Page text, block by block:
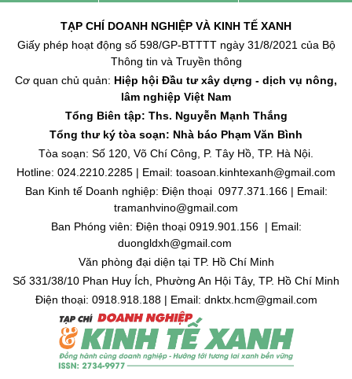
TẠP CHÍ DOANH NGHIỆP VÀ KINH TẾ XANH
Giấy phép hoạt động số 598/GP-BTTTT ngày 31/8/2021 của Bộ
Thông tin và Truyền thông
Cơ quan chủ quản: Hiệp hội Đầu tư xây dựng - dịch vụ nông,
lâm nghiệp Việt Nam
Tổng Biên tập: Ths. Nguyễn Mạnh Thắng
Tổng thư ký tòa soạn: Nhà báo Phạm Văn Bình
Tòa soạn: Số 120, Võ Chí Công, P. Tây Hồ, TP. Hà Nội.
Hotline: 024.2210.2285 | Email: toasoan.kinhtexanh@gmail.com
Ban Kinh tế Doanh nghiệp: Điện thoại 0977.371.166 | Email:
tramanhvino@gmail.com
Ban Phóng viên: Điện thoại 0919.901.156 | Email:
duongldxh@gmail.com
Văn phòng đại diện tại TP. Hồ Chí Minh
Số 331/38/10 Phan Huy Ích, Phường An Hội Tây, TP. Hồ Chí Minh
Điện thoại: 0918.918.188 | Email: dnktx.hcm@gmail.com